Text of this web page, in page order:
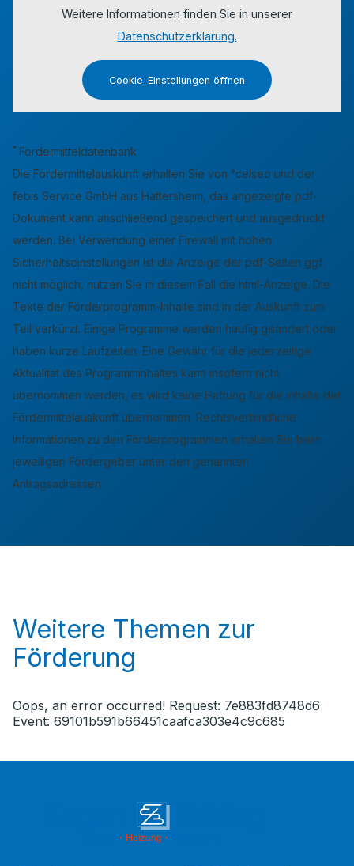
Weitere Informationen finden Sie in unserer
Datenschutzerklärung.
Cookie-Einstellungen öffnen
* Fördermitteldatenbank
Die Fördermittelauskunft erhalten Sie von °celseo und der
febis Service GmbH aus Hattersheim, das angezeigte pdf-
Dokument kann anschließend gespeichert und ausgedruckt
werden. Bei Verwendung einer Firewall mit hohen
Sicherheitseinstellungen ist die Anzeige der pdf-Seiten ggf.
nicht möglich, nutzen Sie in diesem Fall die html-Anzeige. Die
Texte der Förderprogramm-Inhalte sind in der Auskunft zum
Teil verkürzt. Einige Programme werden häufig geändert oder
haben kurze Laufzeiten. Eine Gewähr für die jederzeitige
Aktualität des Programminhaltes kann insofern nicht
übernommen werden, es wird keine Haftung für die Inhalte der
Fördermittelauskunft übernommen. Rechtsverbindliche
Informationen zu den Förderprogrammen erhalten Sie beim
jeweiligen Fördergeber unter den genannten
Antragsadressen.
Weitere Themen zur
Förderung
Oops, an error occurred! Request: 7e883fd8748d6
Event: 69101b591b66451caafca303e4c9c685